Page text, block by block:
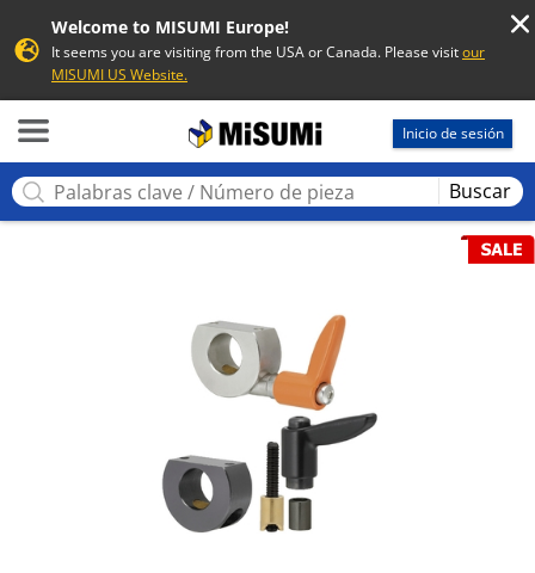
Welcome to MISUMI Europe!
It seems you are visiting from the USA or Canada. Please visitour
MISUMI US Website.
Inicio de sesión
Buscar